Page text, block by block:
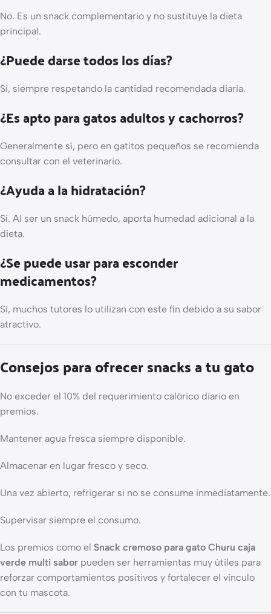
No. Es un snack complementario y no sustituye la dieta
principal.
¿Puede darse todos los días?
Sí, siempre respetando la cantidad recomendada diaria.
¿Es apto para gatos adultos y cachorros?
Generalmente sí, pero en gatitos pequeños se recomienda
consultar con el veterinario.
¿Ayuda a la hidratación?
Sí. Al ser un snack húmedo, aporta humedad adicional a la
dieta.
¿Se puede usar para esconder
medicamentos?
Sí, muchos tutores lo utilizan con este fin debido a su sabor
atractivo.
Consejos para ofrecer snacks a tu gato
No exceder el 10% del requerimiento calórico diario en
premios.
Mantener agua fresca siempre disponible.
Almacenar en lugar fresco y seco.
Una vez abierto, refrigerar si no se consume inmediatamente.
Supervisar siempre el consumo.
Los premios como el Snack cremoso para gato Churu caja
verde multi sabor pueden ser herramientas muy útiles para
reforzar comportamientos positivos y fortalecer el vínculo
con tu mascota.